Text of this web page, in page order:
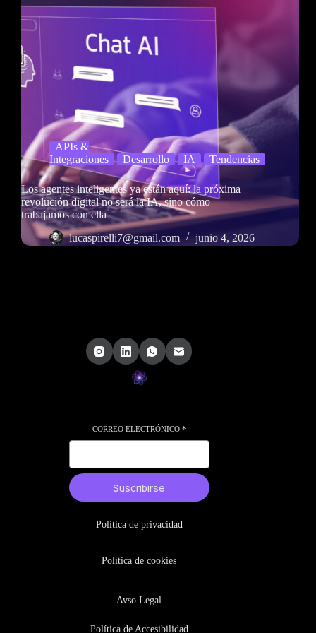
APIs &
Integraciones
Desarrollo IA Tendencias
Los agentes inteligentes ya están aquí: la próxima
revolución digital no será la IA, sino cómo
trabajamos con ella
lucaspirelli7@gmail.com
junio 4, 2026
CORREO ELECTRÓNICO *
Suscribirse
Política de privacidad
Política de cookies
Avso Legal
Política de Accesibilidad